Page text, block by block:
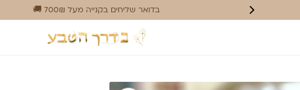
בדואר שליחים בקנייה מעל 700₪ 🚚